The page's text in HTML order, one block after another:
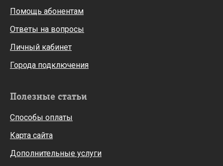
Помощь абонентам
Ответы на вопросы
Личный кабинет
Города подключения
Полезные статьи
Способы оплаты
Карта сайта
Дополнительные услуги